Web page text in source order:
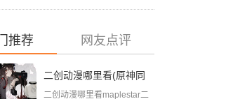
推荐 网友点评
二创动漫哪里看(原神同
二创动漫哪里看maplestar二